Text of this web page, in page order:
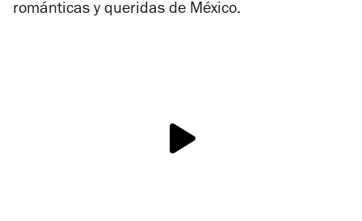
románticas y queridas de México.